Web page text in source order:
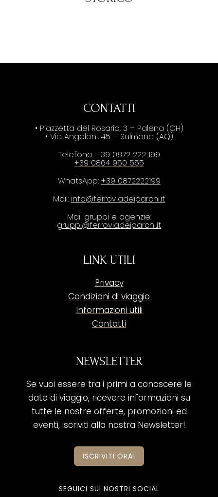
CONTATTI
• Piazzetta del Rosario, 3 – Palena (CH)
• Via Angeloni, 45 – Sulmona (AQ)
Telefono: +39 0872 222 199
+39 0864 950 555
WhatsApp: +39 0872222199
Mail: info@ferroviadeiparchi.it
Mail gruppi e agenzie:
gruppi@ferroviadeiparchi.it
LINK UTILI
Privacy
Condizioni di viaggio
Informazioni utili
Contatti
NEWSLETTER
Se vuoi essere tra i primi a conoscere le
date di viaggio, ricevere informazioni su
tutte le nostre offerte, promozioni ed
eventi, iscriviti alla nostra Newsletter!
ISCRIVITI ORA!
SEGUICI SUI NOSTRI SOCIAL